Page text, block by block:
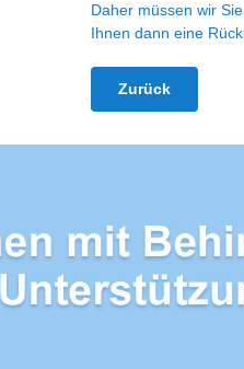
Daher müssen wir
Ihnen dann eine
Zurück